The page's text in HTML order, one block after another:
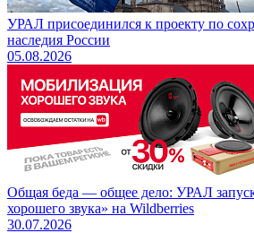
УРАЛ присоединился к проекту по
наследия России
05.08.2026
Общая беда — общее дело: УРАЛ
хорошего звука» на Wildberries
30.07.2026